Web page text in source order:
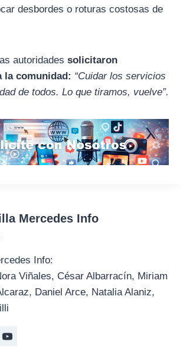
desbordes o roturas costosas de
autoridades solicitaron
la comunidad: “Cuidar los servicios
de todos. Lo que tiramos, vuelve”.
Mercedes Info
Info:
Viñales, César Albarracín, Miriam
Daniel Arce, Natalia Alaniz,